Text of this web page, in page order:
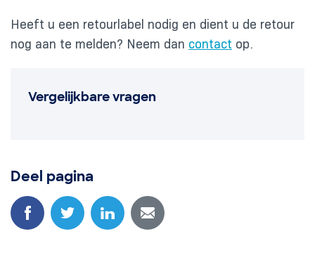
Heeft u een retourlabel nodig en dient u de retour
nog aan te melden? Neem dan contact op.
Vergelijkbare vragen
Deel pagina